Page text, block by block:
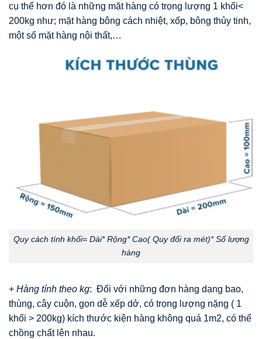
cụ thể hơn đó là những mặt hàng có trọng lượng 1 khối<
200kg như; mặt hàng bông cách nhiệt, xốp, bông thủy tinh,
một số mặt hàng nội thất,…
Quy cách tính khối= Dài* Rộng* Cao( Quy đổi ra mét)* Số lượng
hàng
+ Hàng tính theo kg: Đối với những đơn hàng dạng bao,
thùng, cây cuộn, gọn dễ xếp dở, có trọng lượng nặng ( 1
khối > 200kg) kích thước kiện hàng không quá 1m2, có thể
chồng chất lên nhau.